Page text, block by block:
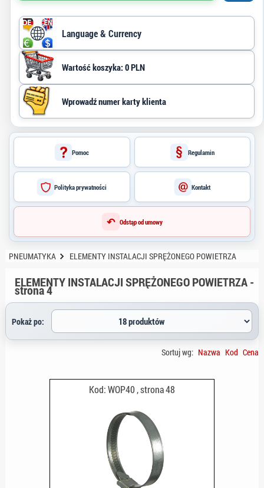
Language & Currency
Wartość koszyka: 0 PLN
Pomoc Regulamin
Polityka prywatności Kontakt
↶ Odstąp od umowy
PNEUMATYKA ELEMENTY INSTALACJI SPRĘŻONEGO POWIETRZA
ELEMENTY INSTALACJI SPRĘŻONEGO POWIETRZA -
strona 4
Sortuj wg: Nazwa Kod Cena
Kod: WOP40 , strona 48